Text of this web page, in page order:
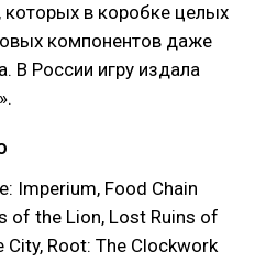
которых в коробке целых
компонентов даже
В России игру издала
Imperium, Food Chain
of the Lion, Lost Ruins of
Root: The Clockwork